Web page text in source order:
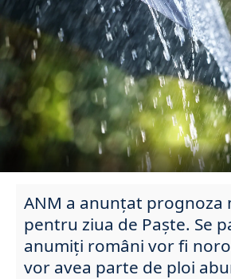
ANM a anunțat prognoza
pentru ziua de Paște. Se
anumiți români vor fi
vor avea parte de ploi